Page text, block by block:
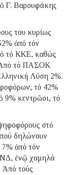
Γ. Βαρουφάκης
του κυρίως
ἀπό τόν
τό ΚΚΕ, καθώς
Ἀπό τό ΠΑΣΟΚ
Λύση 2%.
τό 42%
9% κεντρῶοι, τό
στό
δηλώνουν
ἀπό τόν
ἐνῷ χαμηλά
Ἀπό τούς